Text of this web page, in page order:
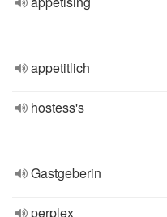
appetitlich
hostess's
Gastgeberin
perplex